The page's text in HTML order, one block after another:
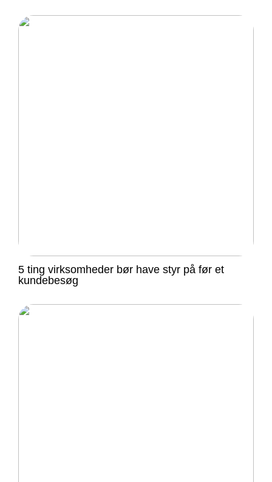
5 ting virksomheder bør have styr på før et
kundebesøg